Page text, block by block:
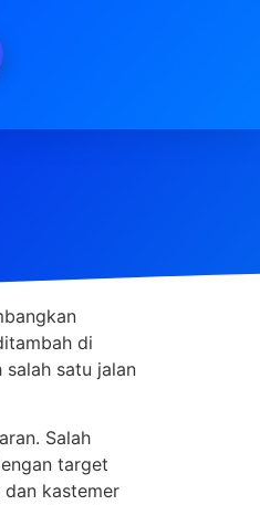
di
satu jalan
Salah
target
kastemer